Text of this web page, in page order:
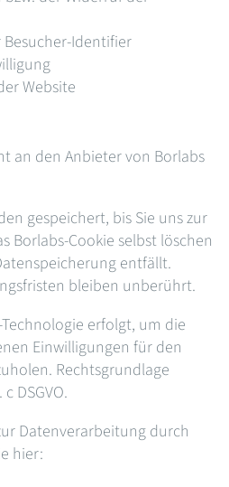
Identifier
Website
an den Anbieter von Borlabs
gespeichert, bis Sie uns zur
Borlabs-Cookie selbst löschen
entfällt.
bleiben unberührt.
erfolgt, um die
Einwilligungen für den
Rechtsgrundlage
DSGVO.
Datenverarbeitung durch
hier: